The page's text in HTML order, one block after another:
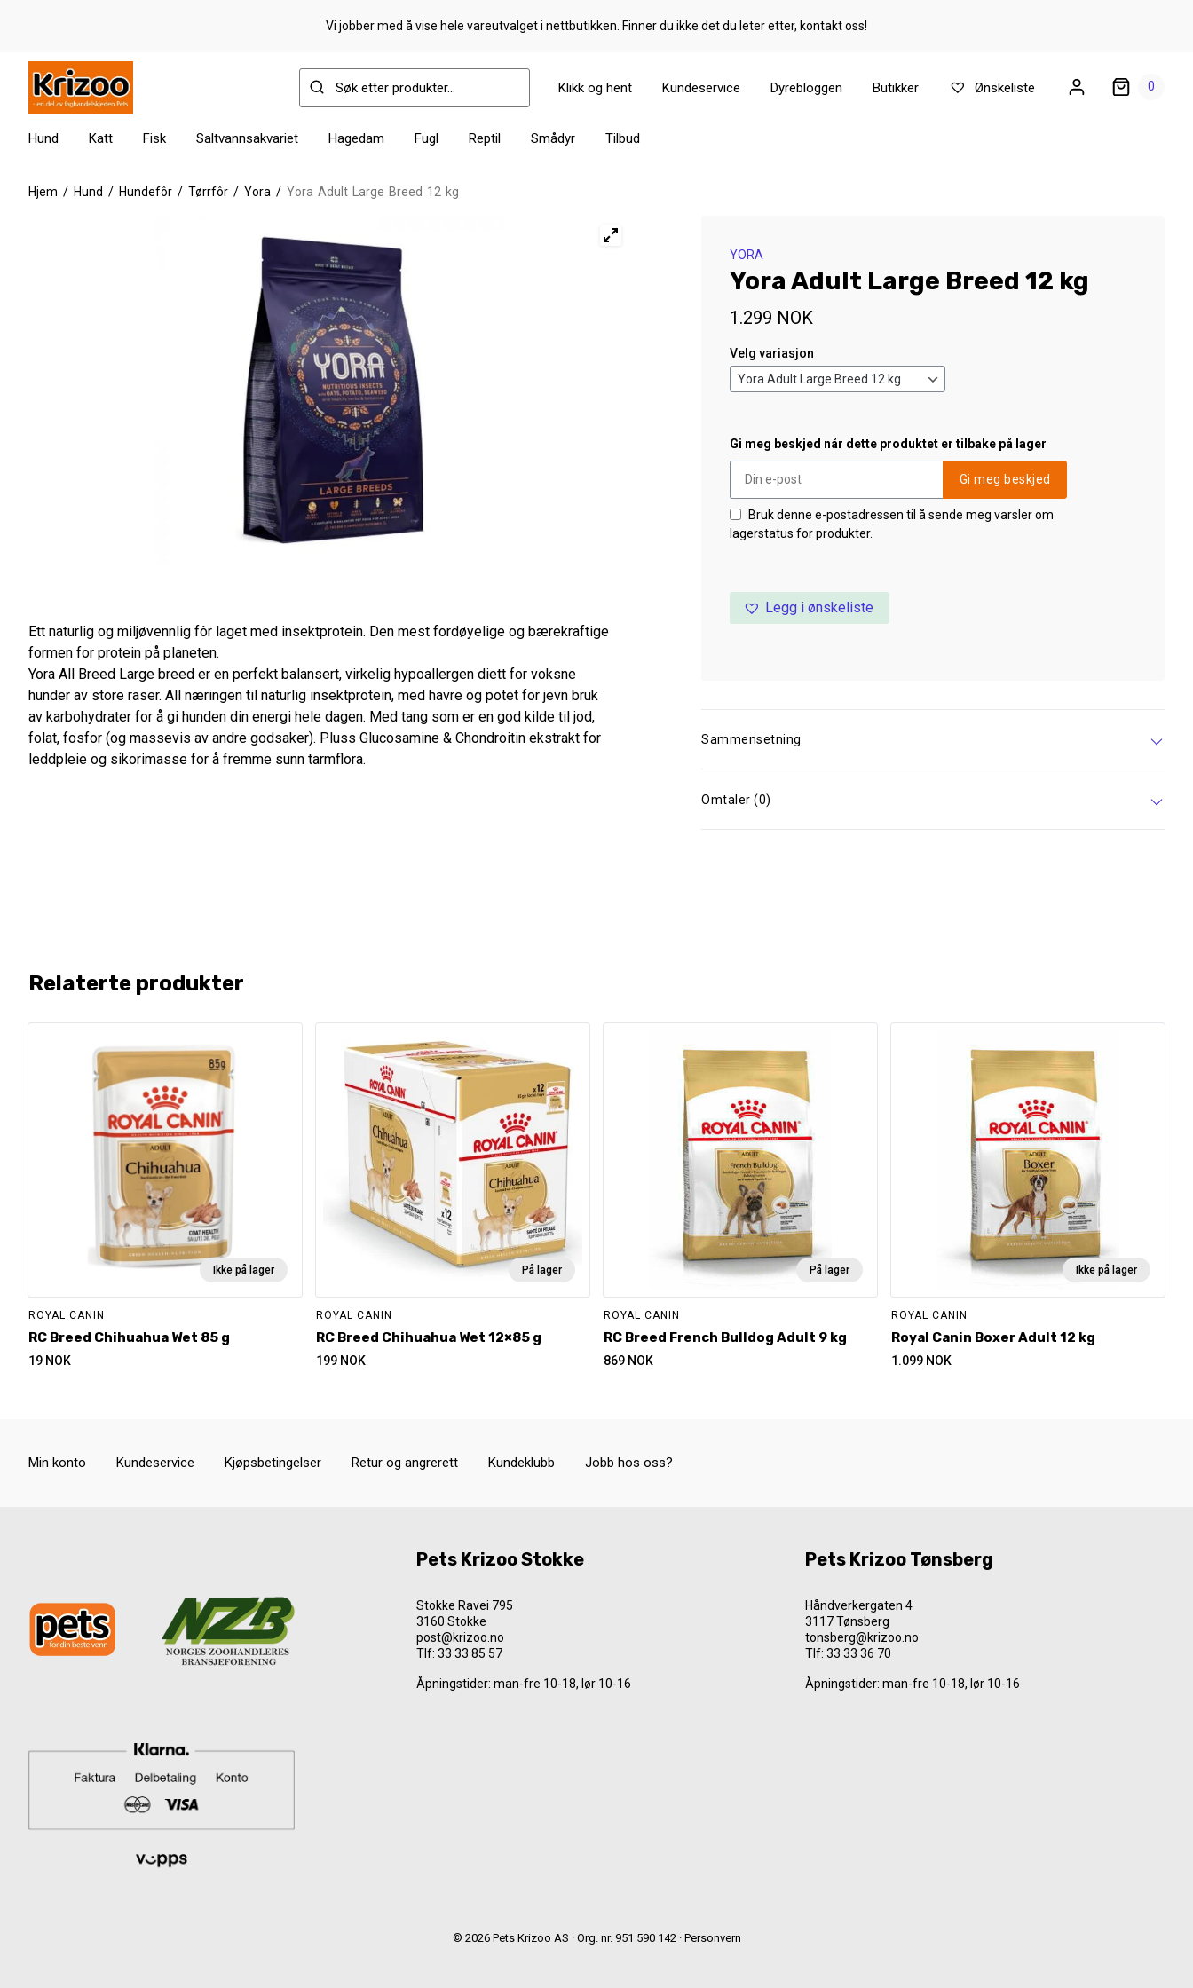
Vi jobber med å vise hele vareutvalget i nettbutikken. Finner du ikke det du leter etter, kontakt oss!
0
Klikk og hent Kundeservice Dyrebloggen Butikker Ønskeliste
Hund Katt Fisk Saltvannsakvariet Hagedam Fugl Reptil Smådyr Tilbud
Hjem / Hund / Hundefôr / Tørrfôr / Yora / Yora Adult Large Breed 12 kg
YORA
Yora Adult Large Breed 12 kg
1.299 NOK
Velg variasjon
Gi meg beskjed når dette produktet er tilbake på lager
Gi meg beskjed
Bruk denne e-postadressen til å sende meg varsler om
lagerstatus for produkter.
Legg i ønskeliste
Sammensetning
Omtaler (0)
Ett naturlig og miljøvennlig fôr laget med insektprotein. Den mest fordøyelige og bærekraftige
formen for protein på planeten.
Yora All Breed Large breed er en perfekt balansert, virkelig hypoallergen diett for voksne
hunder av store raser. All næringen til naturlig insektprotein, med havre og potet for jevn bruk
av karbohydrater for å gi hunden din energi hele dagen. Med tang som er en god kilde til jod,
folat, fosfor (og massevis av andre godsaker). Pluss Glucosamine & Chondroitin ekstrakt for
leddpleie og sikorimasse for å fremme sunn tarmflora.
Relaterte produkter
Ikke på lager
ROYAL CANIN
RC Breed Chihuahua Wet 85 g
19 NOK
På lager
ROYAL CANIN
RC Breed Chihuahua Wet 12×85 g
199 NOK
På lager
ROYAL CANIN
RC Breed French Bulldog Adult 9 kg
869 NOK
Ikke på lager
ROYAL CANIN
Royal Canin Boxer Adult 12 kg
1.099 NOK
Min konto Kundeservice Kjøpsbetingelser Retur og angrerett Kundeklubb Jobb hos oss?
Pets Krizoo Stokke
Stokke Ravei 795
3160 Stokke
post@krizoo.no
Tlf:33 33 85 57
Åpningstider: man-fre 10-18, lør 10-16
Pets Krizoo Tønsberg
Håndverkergaten 4
3117 Tønsberg
tonsberg@krizoo.no
Tlf: 33 33 36 70
Åpningstider: man-fre 10-18, lør 10-16
© 2026 Pets Krizoo AS · Org. nr. 951 590 142 · Personvern